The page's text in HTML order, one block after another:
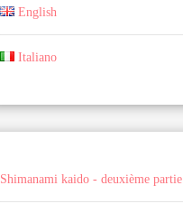
English
Italiano
Shimanami kaido - deuxième partie